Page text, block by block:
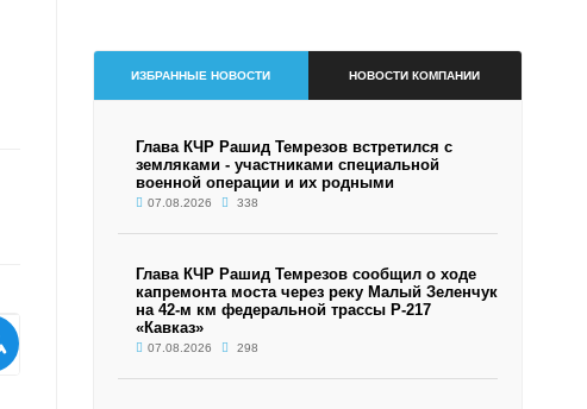
ИЗБРАННЫЕ НОВОСТИ НОВОСТИ КОМПАНИИ
Глава КЧР Рашид Темрезов встретился с
земляками - участниками специальной
военной операции и их родными
07.08.2026 338
Глава КЧР Рашид Темрезов сообщил о ходе
капремонта моста через реку Малый Зеленчук
на 42-м км федеральной трассы Р-217
«Кавказ»
07.08.2026 298